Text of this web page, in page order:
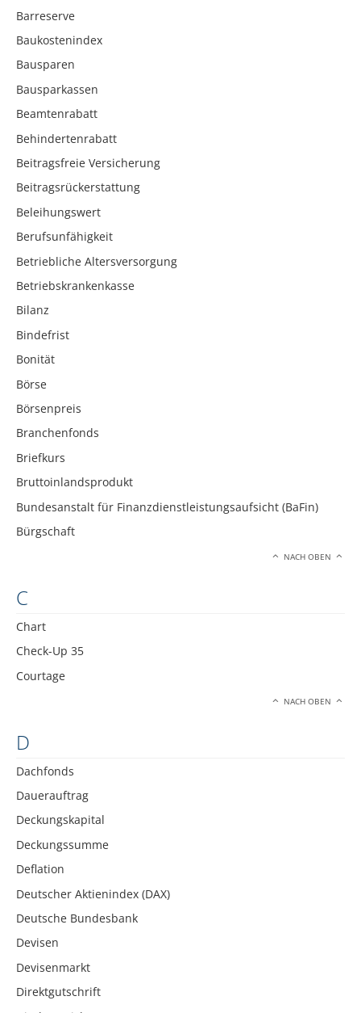
Barreserve
Baukostenindex
Bausparen
Bausparkassen
Beamtenrabatt
Behindertenrabatt
Beitragsfreie Versicherung
Beitragsrückerstattung
Beleihungswert
Berufsunfähigkeit
Betriebliche Altersversorgung
Betriebskrankenkasse
Bilanz
Bindefrist
Bonität
Börse
Börsenpreis
Branchenfonds
Briefkurs
Bruttoinlandsprodukt
Bundesanstalt für Finanzdienstleistungsaufsicht (BaFin)
Bürgschaft
NACH OBEN
C
Chart
Check-Up 35
Courtage
NACH OBEN
D
Dachfonds
Dauerauftrag
Deckungskapital
Deckungssumme
Deflation
Deutscher Aktienindex (DAX)
Deutsche Bundesbank
Devisen
Devisenmarkt
Direktgutschrift